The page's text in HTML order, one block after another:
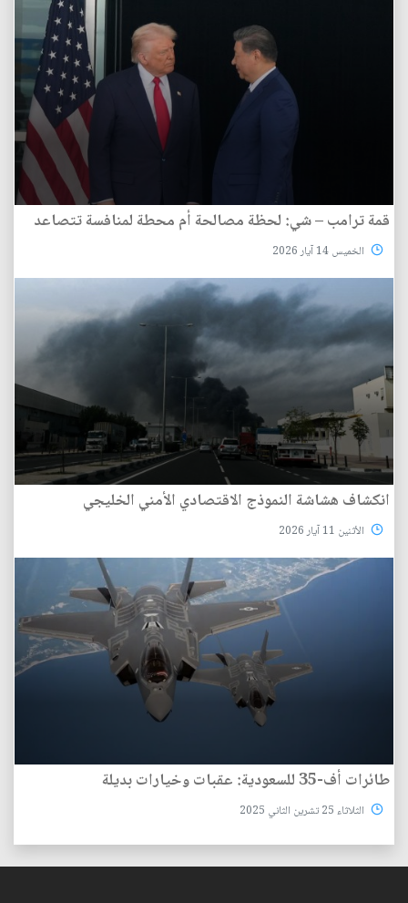
قمة ترامب – شي: لحظة مصالحة أم محطة لمنافسة تتصاعد
الخميس 14 آيار 2026
انكشاف هشاشة النموذج الاقتصادي الأمني الخليجي
الأثنين 11 آيار 2026
طائرات أف-35 للسعودية: عقبات وخيارات بديلة
الثلاثاء 25 تشرين الثاني 2025